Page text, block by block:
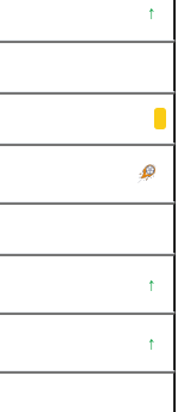
↑
↑
↑